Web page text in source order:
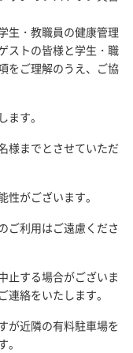
生・教職員の健康管理
ストの皆様と学生・職
をご理解のうえ、ご協
す。
様までとさせていただ
がございます。
ご利用はご遠慮くださ
止する場合がございま
絡をいたします。
が近隣の有料駐車場を